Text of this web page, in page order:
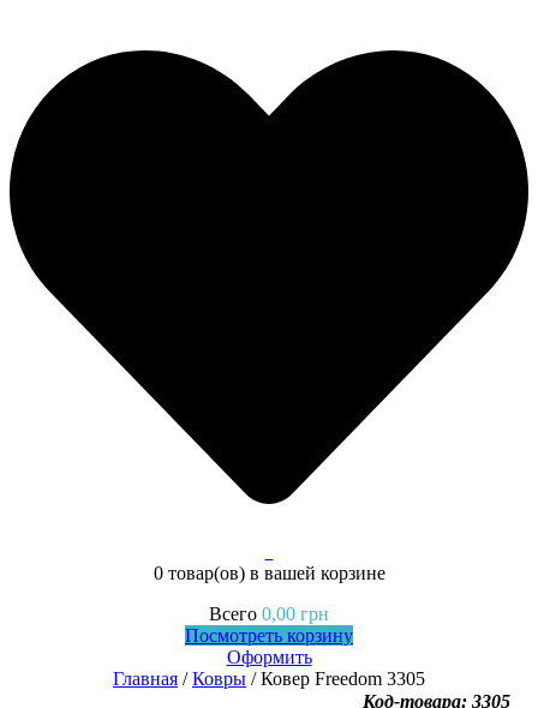
0 товар(ов)в вашей корзине
Всего 0,00 грн
Посмотреть корзину
Оформить
Главная /Ковры / Ковер Freedom 3305
Код-товара: 3305